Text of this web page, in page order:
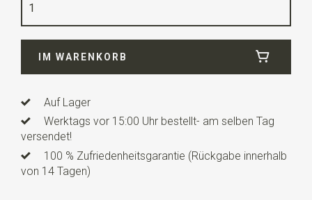
Qualität
Länge ca. 146 cm
IM WARENKORB
Auf Lager
Werktags vor 15:00 Uhr bestellt- am selben Tag
versendet!
100 % Zufriedenheitsgarantie (Rückgabe innerhalb
von 14 Tagen)